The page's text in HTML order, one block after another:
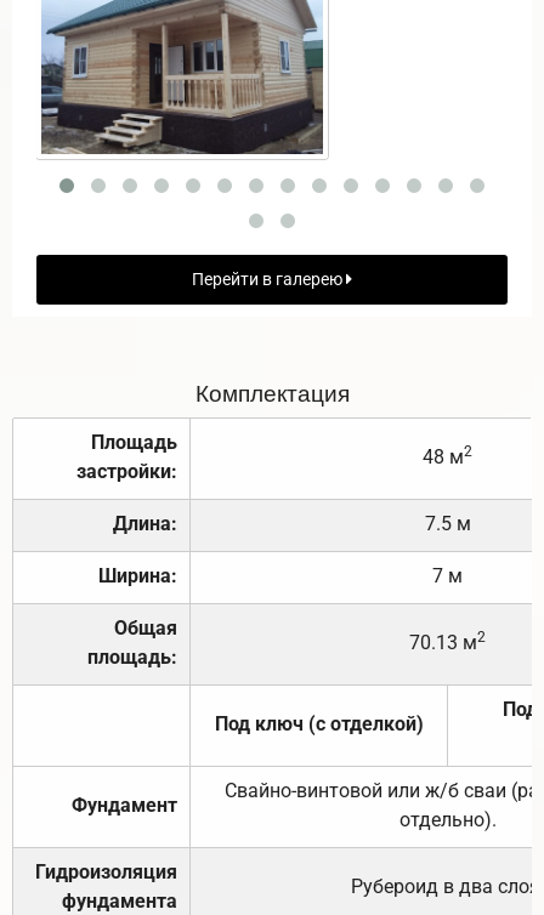
Перейти в галерею
Комплектация
Площадь
застройки:
48 м2
Длина: 7.5 м
Ширина: 7 м
Общая
площадь:
70.13 м2
Под ключ (с отделкой)
Под
Фундамент
Свайно-винтовой или ж/б сваи
отдельно).
Гидроизоляция
фундамента
Рубероид в два слоя.